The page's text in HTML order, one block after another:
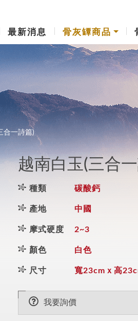
最新消息 骨灰罈商品
合一詩篇)
越南白玉(三合
種類 碳酸鈣
產地 中國
摩式硬度 2~3
顏色 白色
尺寸 寬23cmｘ高
我要詢價